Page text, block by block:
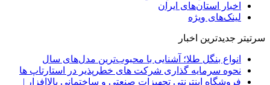
اخبار استان‌های ایران
لینک‌های ویژه
سرتیتر جدیدترین اخبار
انواع بنگل طلا؛ آشنایی با محبوب‌ترین مدل‌های سال
نحوه سرمایه‌ گذاری شرکت‌ های خطرپذیر در استارتاپ ها
فروشگاه اینترنتی تجهیزات صنعتی و ساختمانی بالاافزار |